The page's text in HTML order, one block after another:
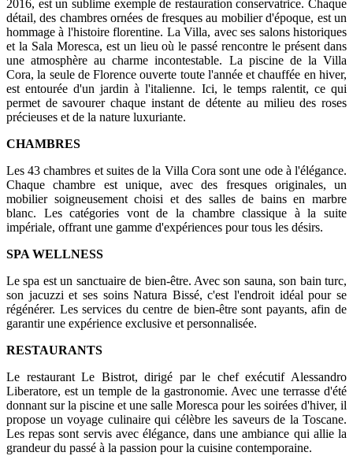
2016, est un sublime exemple de restauration conservatrice. Chaque
détail, des chambres ornées de fresques au mobilier d'époque, est un
hommage à l'histoire florentine. La Villa, avec ses salons historiques
et la Sala Moresca, est un lieu où le passé rencontre le présent dans
une atmosphère au charme incontestable. La piscine de la Villa
Cora, la seule de Florence ouverte toute l'année et chauffée en hiver,
est entourée d'un jardin à l'italienne. Ici, le temps ralentit, ce qui
permet de savourer chaque instant de détente au milieu des roses
précieuses et de la nature luxuriante.
CHAMBRES
Les 43 chambres et suites de la Villa Cora sont une ode à l'élégance.
Chaque chambre est unique, avec des fresques originales, un
mobilier soigneusement choisi et des salles de bains en marbre
blanc. Les catégories vont de la chambre classique à la suite
impériale, offrant une gamme d'expériences pour tous les désirs.
SPA WELLNESS
Le spa est un sanctuaire de bien-être. Avec son sauna, son bain turc,
son jacuzzi et ses soins Natura Bissé, c'est l'endroit idéal pour se
régénérer. Les services du centre de bien-être sont payants, afin de
garantir une expérience exclusive et personnalisée.
RESTAURANTS
Le restaurant Le Bistrot, dirigé par le chef exécutif Alessandro
Liberatore, est un temple de la gastronomie. Avec une terrasse d'été
donnant sur la piscine et une salle Moresca pour les soirées d'hiver, il
propose un voyage culinaire qui célèbre les saveurs de la Toscane.
Les repas sont servis avec élégance, dans une ambiance qui allie la
grandeur du passé à la passion pour la cuisine contemporaine.